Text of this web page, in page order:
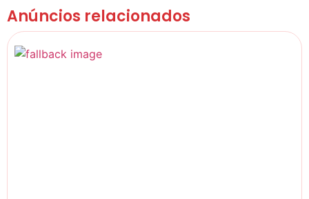
Anúncios relacionados